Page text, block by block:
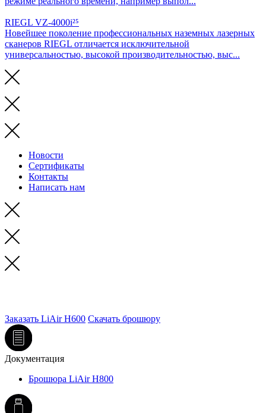
RIEGL VZ-4000i²⁵
Новейшее поколение профессиональных наземных лазерных
сканеров RIEGL отличается исключительной
универсальностью, высокой производительностью, выс...
Новости
Сертификаты
Контакты
Написать нам
Заказать LiAir H600 Скачать брошюру
Документация
Брошюра LiAir H800